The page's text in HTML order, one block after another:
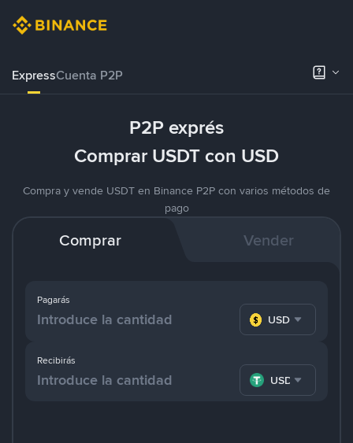
ExpressCuenta P2P
P2P exprés
Comprar USDT con USD
Compra y vende USDT en Binance P2P con varios métodos de
pago
Comprar Vender
Pagarás
USD
Recibirás
USDT